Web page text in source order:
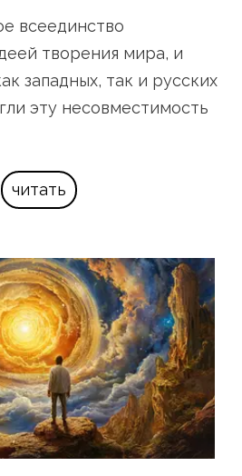
всеединство
творения мира, и
западных, так и русских
эту несовместимость
читать